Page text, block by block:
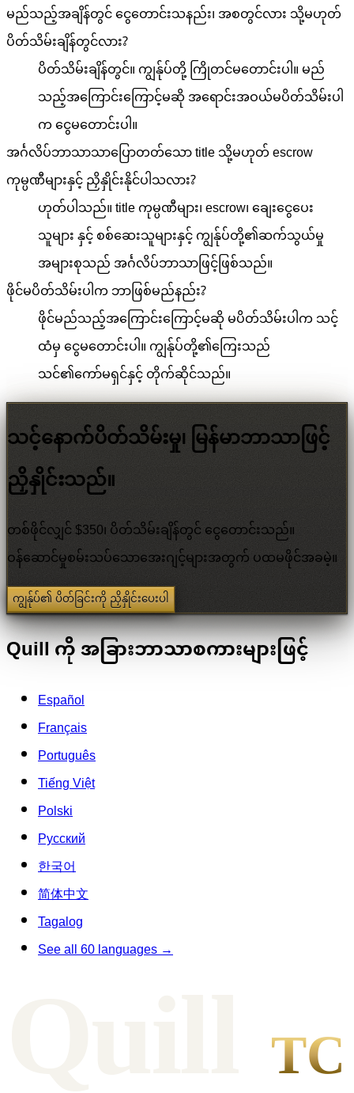
မည်သည့်အချိန်တွင် ငွေတောင်းသနည်း၊ အစတွင်လား သို့မဟုတ်
ပိတ်သိမ်းချိန်တွင်လား?
ပိတ်သိမ်းချိန်တွင်။ ကျွန်ုပ်တို့ ကြိုတင်မတောင်းပါ။ မည်
သည့်အကြောင်းကြောင့်မဆို အရောင်းအဝယ်မပိတ်သိမ်းပါ
က ငွေမတောင်းပါ။
အင်္ဂလိပ်ဘာသာသာပြောတတ်သော title သို့မဟုတ် escrow
ကုမ္ပဏီများနှင့် ညှိနှိုင်းနိုင်ပါသလား?
ဟုတ်ပါသည်။ title ကုမ္ပဏီများ၊ escrow၊ ချေးငွေပေး
သူများ နှင့် စစ်ဆေးသူများနှင့် ကျွန်ုပ်တို့၏ဆက်သွယ်မှု
အများစုသည် အင်္ဂလိပ်ဘာသာဖြင့်ဖြစ်သည်။
ဖိုင်မပိတ်သိမ်းပါက ဘာဖြစ်မည်နည်း?
ဖိုင်မည်သည့်အကြောင်းကြောင့်မဆို မပိတ်သိမ်းပါက သင့်
ထံမှ ငွေမတောင်းပါ။ ကျွန်ုပ်တို့၏ကြေးသည်
သင်၏ကော်မရှင်နှင့် တိုက်ဆိုင်သည်။
သင့်နောက်ပိတ်သိမ်းမှု၊ မြန်မာဘာသာဖြင့်
ညှိနှိုင်းသည်။
တစ်ဖိုင်လျှင် $350၊ ပိတ်သိမ်းချိန်တွင် ငွေတောင်းသည်။
ဝန်ဆောင်မှုစမ်းသပ်သောအေးဂျင့်များအတွက် ပထမဖိုင်အခမဲ့။
ကျွန်ုပ်၏ ပိတ်ခြင်းကို ညှိနှိုင်းပေးပါ
Quill ကို အခြားဘာသာစကားများဖြင့်
Español
Français
Português
Tiếng Việt
Polski
Русский
한국어
简体中文
Tagalog
See all 60 languages →
TC